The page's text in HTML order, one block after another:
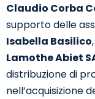
Claudio Corba
supporto delle
Isabella Basilico
Lamothe Abiet
distribuzione di
nell’acquisizione